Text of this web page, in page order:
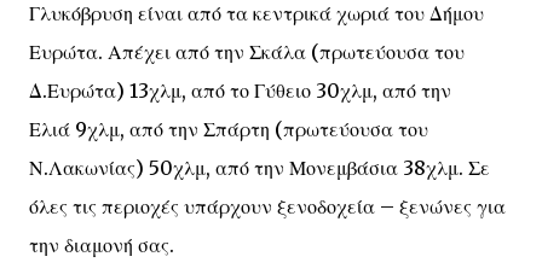
Γλυκόβρυση είναι από τα κεντρικά χωριά του Δήμου
Ευρώτα. Απέχει από την Σκάλα (πρωτεύουσα του
Δ.Ευρώτα) 13χλμ, από το Γύθειο 30χλμ, από την
Ελιά 9χλμ, από την Σπάρτη (πρωτεύουσα του
Ν.Λακωνίας) 50χλμ, από την Μονεμβάσια 38χλμ. Σε
όλες τις περιοχές υπάρχουν ξενοδοχεία – ξενώνες για
την διαμονή σας.